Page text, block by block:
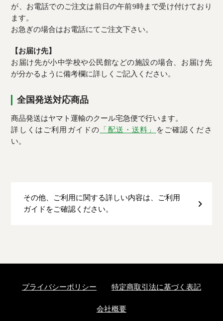
が、お電話でのご注文は前日の午前9時まで受け付けており
ます。
お急ぎの場合はお電話にてご注文下さい。
【お届け先】
お届け先が小中学校や公民館などの施設の場合、お届け先
が分かるように備考欄に詳しくご記入ください。
全国発送対応商品
商品発送はヤマト運輸のクール宅急便で行います。
詳しくはご利用ガイドの 「配送・送料」
をご確認くださ
い。
その他、ご利用に関する詳しい内容は、ご利用
ガイドをご確認ください。
プライバシーポリシー 特定商取引法に基づく表記
会社概要